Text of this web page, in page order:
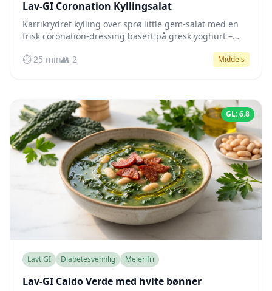
Lav-GI Coronation Kyllingsalat
Karrikrydret kylling over sprø little gem-salat med en
frisk coronation-dressing basert på gresk yoghurt –
⏱️ 25 min👥 2 Middels
GL: 6.8
Lavt GI Diabetesvennlig Meierifri
Lav-GI Caldo Verde med hvite bønner